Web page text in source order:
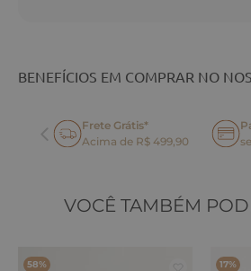
BENEFÍCIOS EM COMPRAR NO
Frete Grátis*
Acima de R$ 499,90
VOCÊ TAMBÉM
58% 17%